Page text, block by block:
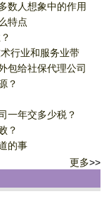
数人想象中的作用
特点
行业和服务业带
包给社保代理公司
？
一年交多少税？
？
的事
更多>>